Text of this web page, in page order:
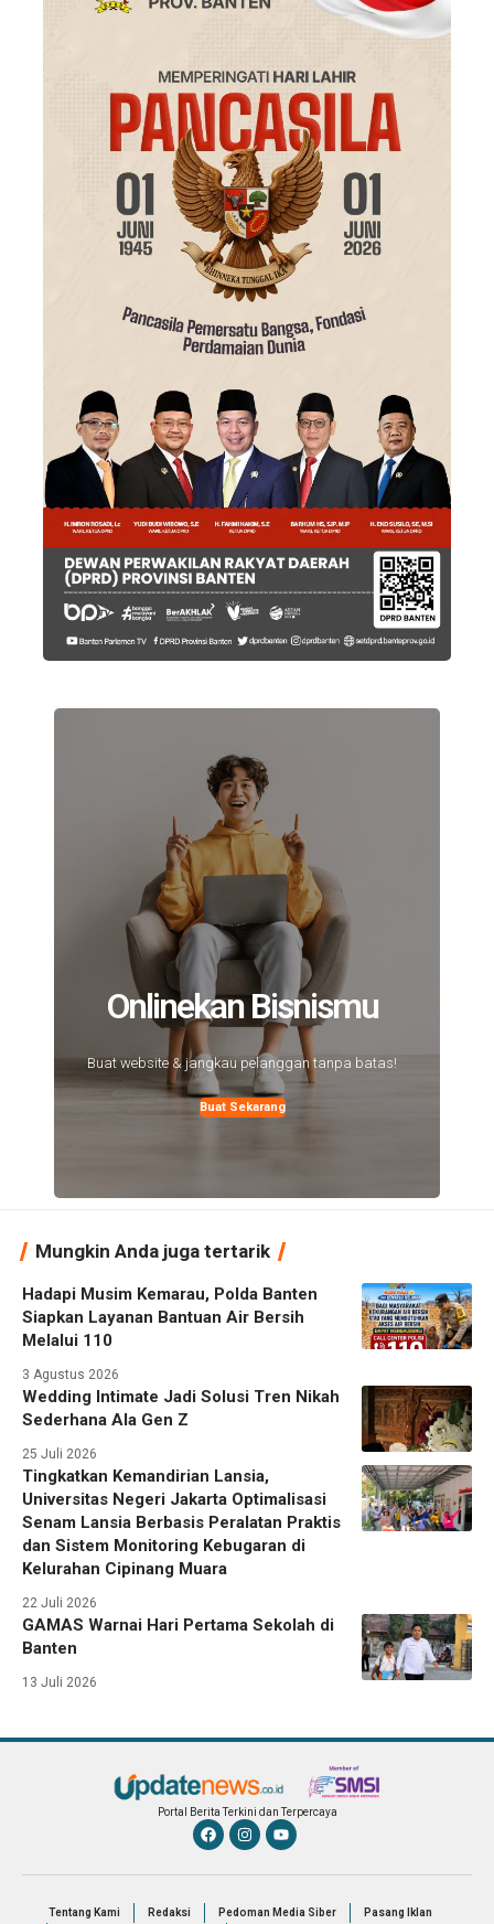
Onlinekan Bisnismu
Buat website & jangkau pelanggan tanpa batas!
Buat Sekarang
Mungkin Anda juga tertarik
Hadapi Musim Kemarau, Polda Banten
Siapkan Layanan Bantuan Air Bersih
Melalui 110
3 Agustus 2026
Wedding Intimate Jadi Solusi Tren Nikah
Sederhana Ala Gen Z
25 Juli 2026
Tingkatkan Kemandirian Lansia,
Universitas Negeri Jakarta Optimalisasi
Senam Lansia Berbasis Peralatan Praktis
dan Sistem Monitoring Kebugaran di
Kelurahan Cipinang Muara
22 Juli 2026
GAMAS Warnai Hari Pertama Sekolah di
Banten
13 Juli 2026
Portal Berita Terkini dan Terpercaya
Tentang Kami Redaksi Pedoman Media Siber Pasang Iklan